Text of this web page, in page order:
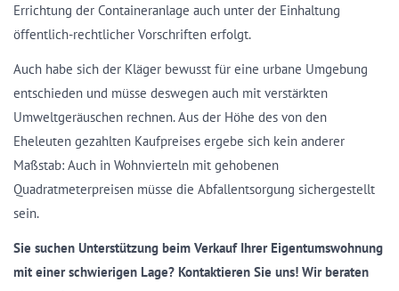
Errichtung der Containeranlage auch unter der Einhaltung
öffentlich-rechtlicher Vorschriften erfolgt.
Auch habe sich der Kläger bewusst für eine urbane Umgebung
entschieden und müsse deswegen auch mit verstärkten
Umweltgeräuschen rechnen. Aus der Höhe des von den
Eheleuten gezahlten Kaufpreises ergebe sich kein anderer
Maßstab: Auch in Wohnvierteln mit gehobenen
Quadratmeterpreisen müsse die Abfallentsorgung sichergestellt
sein.
Sie suchen Unterstützung beim Verkauf Ihrer Eigentumswohnung
mit einer schwierigen Lage? Kontaktieren Sie uns! Wir beraten